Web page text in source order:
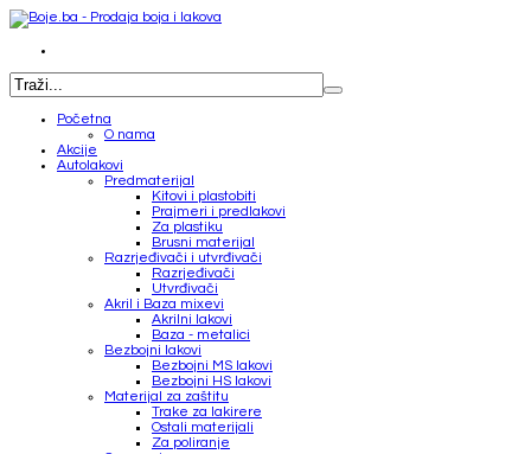
Početna
O nama
Akcije
Autolakovi
Predmaterijal
Kitovi i plastobiti
Prajmeri i predlakovi
Za plastiku
Brusni materijal
Razrjeđivači i utvrđivači
Razrjeđivači
Utvrđivači
Akril i Baza mixevi
Akrilni lakovi
Baza - metalici
Bezbojni lakovi
Bezbojni MS lakovi
Bezbojni HS lakovi
Materijal za zaštitu
Trake za lakirere
Ostali materijali
Za poliranje